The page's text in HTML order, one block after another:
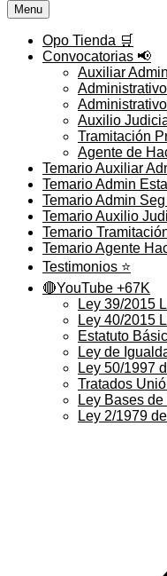
Menu
Opo Tienda 🛒
Convocatorias 📢
Auxiliar
Auxilio
Tramitación
Agente de
Temario Auxiliar
Temario Admin
Temario Admin Seg
Temario Auxilio
Temario
Temario Agente
Testimonios ⭐️
🔴YouTube +67K
Ley 39/2015
Ley 40/2015
Estatuto
Ley de
Ley 50/1997
Tratados
Ley Bases
Ley 2/1979